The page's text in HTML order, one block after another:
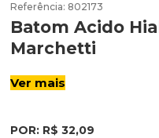
Referência: 802173
Batom Acido
Marchetti
Ver mais
POR: R$ 32,09